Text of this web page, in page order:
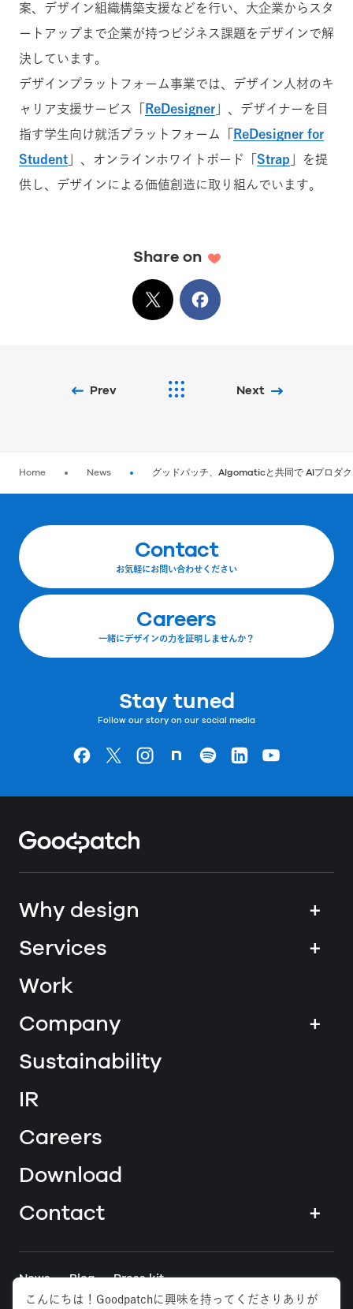
案、デザイン組織構築支援などを行い、大企業からスタ
ートアップまで企業が持つビジネス課題をデザインで解
決しています。
デザインプラットフォーム事業では、デザイン人材のキ
ャリア支援サービス「
ReDesigner 」、デザイナーを目
指す学生向け就活プラットフォーム「
ReDesigner for
Student 」、オンラインホワイトボード「 Strap 」を提
供し、デザインによる価値創造に取り組んでいます。
Share on
XでシェアFacebook
Prev Next
Home News グッドパッチ、Algomaticと共同で AIプロダ
Contact
お気軽にお問い合わせください
Careers
一緒にデザインの力を証明しませんか？
Stay tuned
Follow our story on our social media
Goodpatchの
ページ
Goodpatchの
ページ
Goodpatchの
ページGoodpatchの
ページ
Goodpatchの
ページ
Goodpatchの
ページ
Goodpatchの
Why design
+
Services
+
Work
Company
+
Sustainability
IR
Careers
Download
Contact
+
News Blog
Press kit
こんにちは！Goodpatchに興味を持ってくださりありが